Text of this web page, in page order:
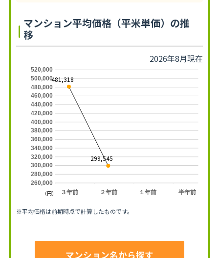
マンション平均価格（平米単価）の推
移
2026年8月現在
３年前 ２年前 １年前 半年前
260,000
280,000
300,000
320,000
340,000
360,000
380,000
400,000
420,000
440,000
460,000
480,000
500,000
520,000
481,318
299,545
(円)
※平均価格は前期時点で計算したものです。
マンション名から探す